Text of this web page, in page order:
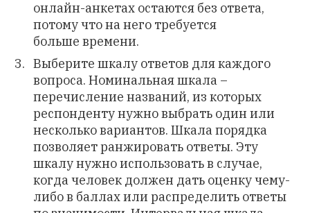
онлайн-анкетах остаются без ответа,
потому что на него требуется
больше времени.
Выберите шкалу ответов для каждого
вопроса. Номинальная шкала –
перечисление названий, из которых
респонденту нужно выбрать один или
несколько вариантов. Шкала порядка
позволяет ранжировать ответы. Эту
шкалу нужно использовать в случае,
когда человек должен дать оценку чему-
либо в баллах или распределить ответы